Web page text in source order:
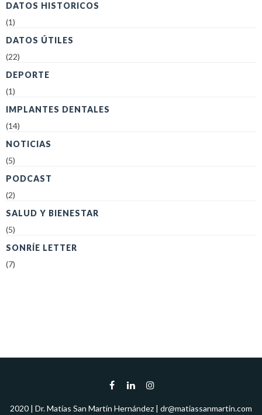
DATOS HISTORICOS
(1)
DATOS ÚTILES
(22)
DEPORTE
(1)
IMPLANTES DENTALES
(14)
NOTICIAS
(5)
PODCAST
(2)
SALUD Y BIENESTAR
(5)
SONRÍE LETTER
(7)
2020 | Dr. Matías San Martín Hernández | dr@matiassanmartin.com